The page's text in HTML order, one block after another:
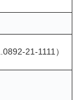
21-1111）